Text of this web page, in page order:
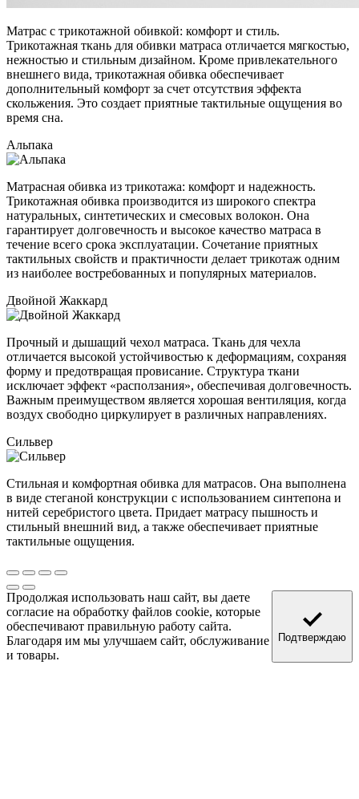
Матрас с трикотажной обивкой: комфорт и стиль.
Трикотажная ткань для обивки матраса отличается мягкостью,
нежностью и стильным дизайном. Кроме привлекательного
внешнего вида, трикотажная обивка обеспечивает
дополнительный комфорт за счет отсутствия эффекта
скольжения. Это создает приятные тактильные ощущения во
время сна.
Альпака
Матрасная обивка из трикотажа: комфорт и надежность.
Трикотажная обивка производится из широкого спектра
натуральных, синтетических и смесовых волокон. Она
гарантирует долговечность и высокое качество матраса в
течение всего срока эксплуатации. Сочетание приятных
тактильных свойств и практичности делает трикотаж одним
из наиболее востребованных и популярных материалов.
Двойной Жаккард
Прочный и дышащий чехол матраса. Ткань для чехла
отличается высокой устойчивостью к деформациям, сохраняя
форму и предотвращая провисание. Структура ткани
исключает эффект «расползания», обеспечивая долговечность.
Важным преимуществом является хорошая вентиляция, когда
воздух свободно циркулирует в различных направлениях.
Сильвер
Стильная и комфортная обивка для матрасов. Она выполнена
в виде стеганой конструкции с использованием синтепона и
нитей серебристого цвета. Придает матрасу пышность и
стильный внешний вид, а также обеспечивает приятные
тактильные ощущения.
Продолжая использовать наш сайт, вы даете
согласие на обработку файлов cookie, которые
обеспечивают правильную работу сайта.
Благодаря им мы улучшаем сайт, обслуживание
и товары.
Подтверждаю